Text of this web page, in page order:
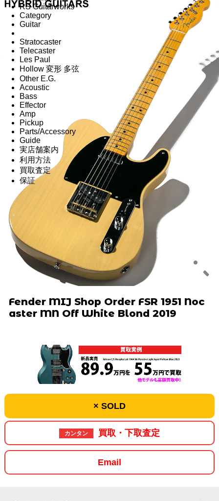
RS Guitarworks
Category
Guitar
Stratocaster
Telecaster
Les Paul
Hollow 変形 多弦
Other E.G.
Acoustic
Bass
Effector
Amp
Pickup
Parts/Accessory
Guide
実店舗案内
利用方法
買取査定
保証
Fender MIJ Shop Order FSR 1951 Noc
aster MN Off White Blond 2019
× SOLD
カンタン 買取・下取査定
Email